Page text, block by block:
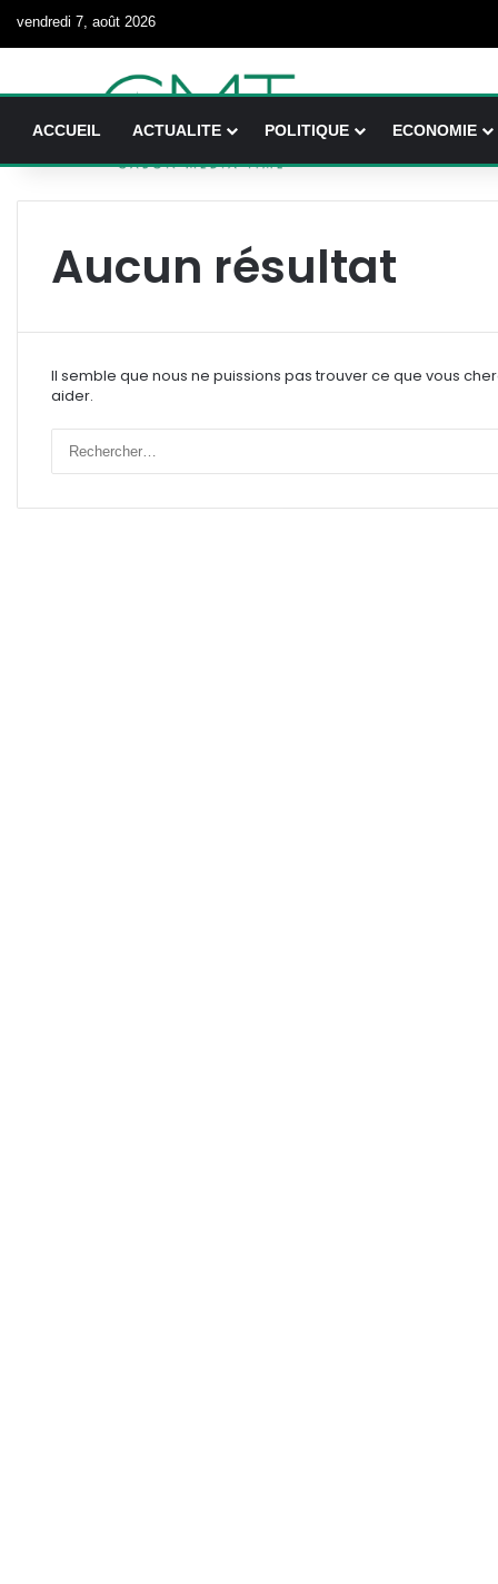
vendredi 7, août 2026
ACCUEIL ACTUALITE POLITIQUE ECONOMIE
Aucun résultat
Il semble que nous ne puissions pas trouver ce que vous
aider.